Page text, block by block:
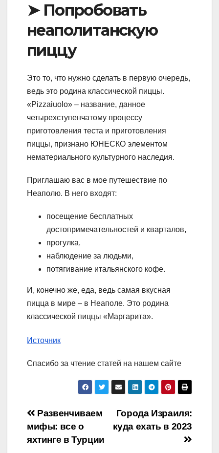
➤ Попробовать
неаполитанскую
пиццу
Это то, что нужно сделать в первую очередь,
ведь это родина классической пиццы.
«Pizzaiuolo» – название, данное
четырехступенчатому процессу
приготовления теста и приготовления
пиццы, признано ЮНЕСКО элементом
нематериального культурного наследия.
Приглашаю вас в мое путешествие по
Неаполю. В него входят:
посещение бесплатных
достопримечательностей и кварталов,
прогулка,
наблюдение за людьми,
потягивание итальянского кофе.
И, конечно же, еда, ведь самая вкусная
пицца в мире – в Неаполе. Это родина
классической пиццы «Маргарита».
Источник
Спасибо за чтение статей на нашем сайте
Навигация
по
Города Израиля:
куда ехать в 2023
Развенчиваем
мифы: все о
яхтинге в Турции